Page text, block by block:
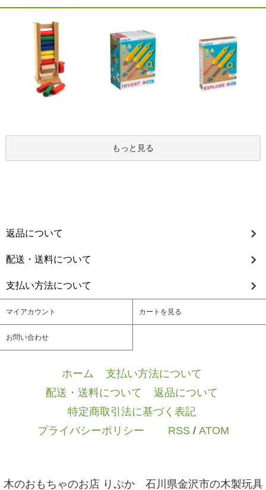
もっと見る
返品について
配送・送料について
支払い方法について
マイアカウント カートを見る
お問い合わせ
ホーム 支払い方法について
配送・送料について
返品について
特定商取引法に基づく表記
プライバシーポリシー
RSS/ ATOM
木のおもちゃのお店 りぷか 石川県金沢市の木製玩具